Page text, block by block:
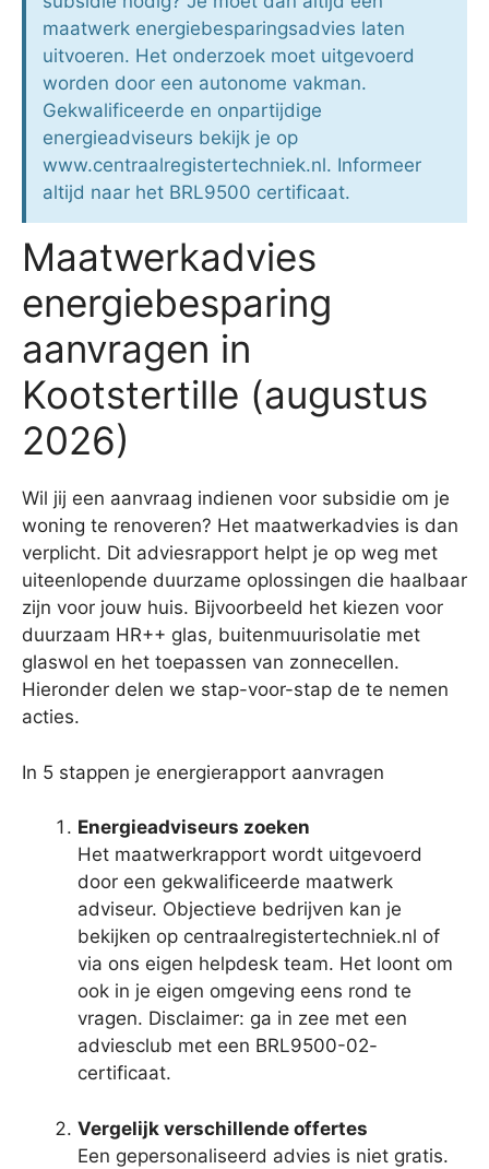
maatwerk energiebesparingsadvies laten
uitvoeren. Het onderzoek moet uitgevoerd
worden door een autonome vakman.
Gekwalificeerde en onpartijdige
energieadviseurs bekijk je op
www.centraalregistertechniek.nl. Informeer
altijd naar het BRL9500 certificaat.
Maatwerkadvies
energiebesparing
aanvragen in
Kootstertille (augustus
2026)
Wil jij een aanvraag indienen voor subsidie om je
woning te renoveren? Het maatwerkadvies is dan
verplicht. Dit adviesrapport helpt je op weg met
uiteenlopende duurzame oplossingen die haalbaar
zijn voor jouw huis. Bijvoorbeeld het kiezen voor
duurzaam HR++ glas, buitenmuurisolatie met
glaswol en het toepassen van zonnecellen.
Hieronder delen we stap-voor-stap de te nemen
acties.
In 5 stappen je energierapport aanvragen
Energieadviseurs zoeken
Het maatwerkrapport wordt uitgevoerd
door een gekwalificeerde maatwerk
adviseur. Objectieve bedrijven kan je
bekijken op centraalregistertechniek.nl of
via ons eigen helpdesk team. Het loont om
ook in je eigen omgeving eens rond te
vragen. Disclaimer: ga in zee met een
adviesclub met een BRL9500-02-
certificaat.
Vergelijk verschillende offertes
Een gepersonaliseerd advies is niet gratis.